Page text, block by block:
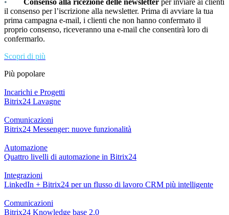
• Consenso alla ricezione delle newsletter per inviare ai clienti
il consenso per l’iscrizione alla newsletter. Prima di avviare la tua
prima campagna e-mail, i clienti che non hanno confermato il
proprio consenso, riceveranno una e-mail che consentirà loro di
confermarlo.
Scopri di più
Più popolare
Incarichi e Progetti
Bitrix24 Lavagne
Comunicazioni
Bitrix24 Messenger: nuove funzionalità
Automazione
Quattro livelli di automazione in Bitrix24
Integrazioni
LinkedIn + Bitrix24 per un flusso di lavoro CRM più intelligente
Comunicazioni
Bitrix24 Knowledge base 2.0